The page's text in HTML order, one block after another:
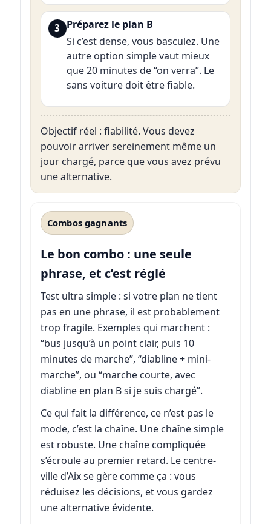
3 Préparez le plan B
Si c’est dense, vous basculez. Une
autre option simple vaut mieux
que 20 minutes de “on verra”. Le
sans voiture doit être fiable.
Objectif réel : fiabilité. Vous devez
pouvoir arriver sereinement même un
jour chargé, parce que vous avez prévu
une alternative.
Combos gagnants
Le bon combo : une seule
phrase, et c’est réglé
Test ultra simple : si votre plan ne tient
pas en une phrase, il est probablement
trop fragile. Exemples qui marchent :
“bus jusqu’à un point clair, puis 10
minutes de marche”, “diabline + mini-
marche”, ou “marche courte, avec
diabline en plan B si je suis chargé”.
Ce qui fait la différence, ce n’est pas le
mode, c’est la chaîne. Une chaîne simple
est robuste. Une chaîne compliquée
s’écroule au premier retard. Le centre-
ville d’Aix se gère comme ça : vous
réduisez les décisions, et vous gardez
une alternative évidente.